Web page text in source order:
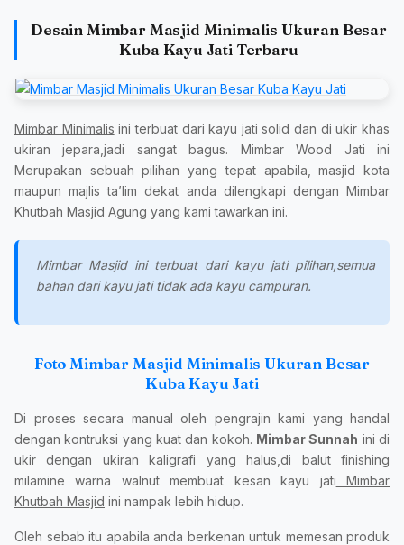
Desain Mimbar Masjid Minimalis Ukuran Besar
Kuba Kayu Jati Terbaru
Mimbar Minimalis ini terbuat dari kayu jati solid dan di ukir khas
ukiran jepara,jadi sangat bagus. Mimbar Wood Jati ini
Merupakan sebuah pilihan yang tepat apabila, masjid kota
maupun majlis ta’lim dekat anda dilengkapi dengan Mimbar
Khutbah Masjid Agung yang kami tawarkan ini.
Mimbar Masjid ini terbuat dari kayu jati pilihan,semua
bahan dari kayu jati tidak ada kayu campuran.
Foto Mimbar Masjid Minimalis Ukuran Besar
Kuba Kayu Jati
Di proses secara manual oleh pengrajin kami yang handal
dengan kontruksi yang kuat dan kokoh. Mimbar Sunnah ini di
ukir dengan ukiran kaligrafi yang halus,di balut finishing
milamine warna walnut membuat kesan kayu jati Mimbar
Khutbah Masjid ini nampak lebih hidup.
Oleh sebab itu apabila anda berkenan untuk memesan produk